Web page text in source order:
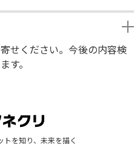
せください。今後の内容検
す。
トを知り、未来を描く